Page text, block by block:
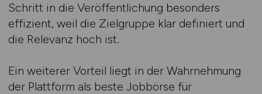
Schritt in die Veröffentlichung besonders
effizient, weil die Zielgruppe klar definiert und
die Relevanz hoch ist.
Ein weiterer Vorteil liegt in der Wahrnehmung
der Plattform als beste Jobbörse für